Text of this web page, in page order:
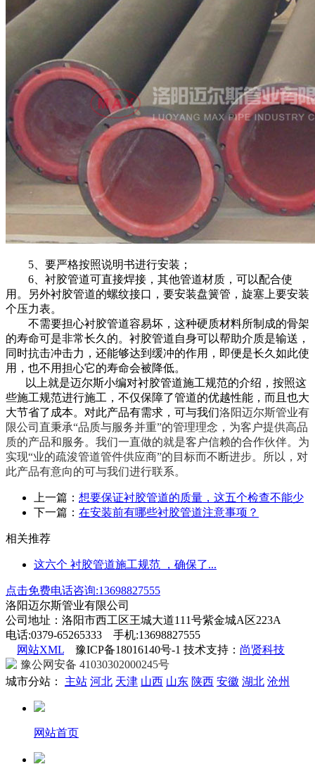
5、要严格按照说明书进行安装；
6、衬胶管道可直接焊接，其他管道材质，可以配合使
用。另外衬胶管道的螺纹接口，要安装盘簧管，旋塞上要安装
个压力表。
不需要担心衬胶管道容易坏，这种硬质材料所制成的骨架
的寿命可是非常长久的。衬胶管道自身可以帮助介质是输送，
同时抗击冲击力，还能够达到缓冲的作用，即便是长久如此使
用，也不用担心它的寿命会被降低。
以上就是迈尔斯小编对衬胶管道施工规范的介绍，按照这
些施工规范进行施工，不仅保障了管道的优越性能，而且也大
大节省了成本。对此产品有需求，可与我们洛阳迈尔斯管业有
限公司直秉承“品质与服务并重”的管理理念，为客户提供高品
质的产品和服务。我们一直做的就是客户信赖的合作伙伴。为
实现“业的疏浚管道管件供应商”的目标而不断进步。所以，对
此产品有意向的可与我们进行联系。
上一篇： 想要保证衬胶管道的质量，这五个检查不能少
下一篇： 在安装前有哪些衬胶管道注意事项？
相关推荐
这六个 衬胶管道施工规范 ，确保了...
点击免费电话咨询:13698827555
洛阳迈尔斯管业有限公司
公司地址：洛阳市西工区王城大道111号紫金城A区223A
电话:0379-65265333 手机:13698827555
网站XML 豫ICP备18016140号-1 技术支持： 尚贤科技
豫公网安备 41030302000245号
城市分站：
主站 河北 天津 山西 山东 陕西 安徽 湖北 沧州
网站首页